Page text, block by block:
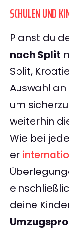
SCHULEN UND
Planst du
nach Split
Split,
Auswahl
um
weiterhin
Wie bei
er
deine